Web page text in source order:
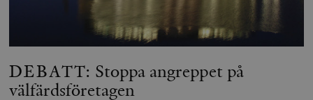
DEBATT: Stoppa angreppet på
välfärdsföretagen